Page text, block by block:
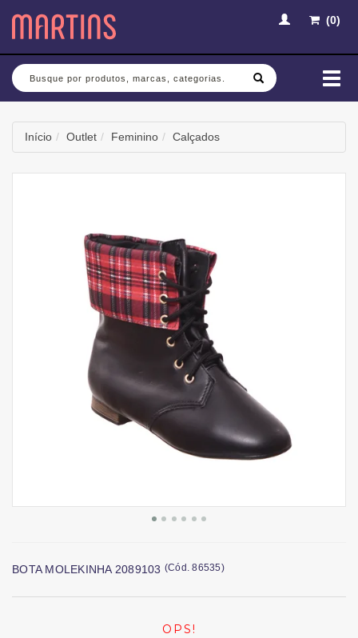
(0)
Busca
Início Outlet Feminino Calçados
BOTA MOLEKINHA 2089103 (Cód.86535)
OPS!